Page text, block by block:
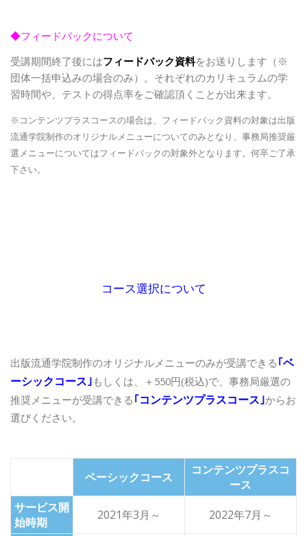
◆フィードバックについて
受講期間終了後にはフィードバック資料をお送りします（※
団体一括申込みの場合のみ）。それぞれのカリキュラムの学
習時間や、テストの得点率をご確認頂くことが出来ます。
※コンテンツプラスコースの場合は、フィードバック資料の対象は出版
流通学院制作のオリジナルメニューについてのみとなり、事務局推奨厳
選メニューについてはフィードバックの対象外となります。何卒ご了承
下さい。
コース選択について
出版流通学院制作のオリジナルメニューのみが受講できる ｢ベ
ーシックコース｣ もしくは、＋550円(税込)で、 事務局厳選の
推奨メニューが受講できる ｢コンテンツプラスコース｣からお
選びください。
ベーシックコース
コンテンツプラスコ
ース
サービス開
始時期
2021年3月～ 2022年7月～